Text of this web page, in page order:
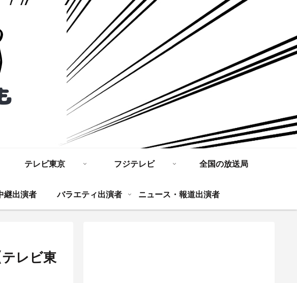
テレビ東京 フジテレビ 全国の放送局
継出演者 バラエティ出演者 ニュース・報道出演者
レビ東